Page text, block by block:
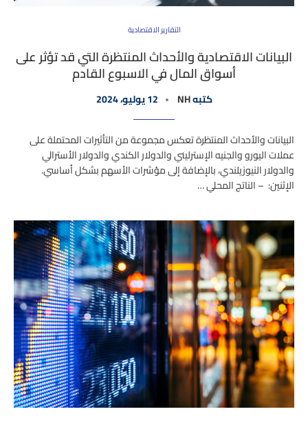
التقارير الاقتصادية
البيانات الاقتصادية والأحداث المنتظرة التي قد تؤثر على
أسواق المال في الاسبوع القادم
كتبهNH 12 يوليو، 2024
البيانات والأحداث المنتظرة تعكس مجموعة من التأثيرات المحتملة على
عملات اليورو والجنيه الإسترليني والدولار الكندي والدولار الأسترالي
والدولار النيوزيلندي، بالإضافة إلى مؤشرات الأسهم بشكل أساسي.
الإثنين: – الناتج المحلي …